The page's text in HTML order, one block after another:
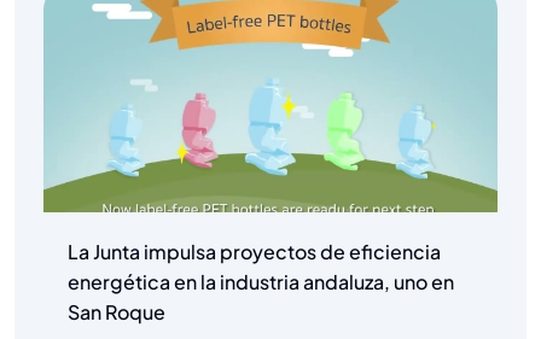
La Junta impulsa proyectos de eficiencia
energética en la industria andaluza, uno en
San Roque